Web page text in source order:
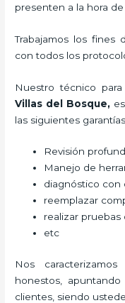
presenten a la hora
Trabajamos los fines
con todos los
Nuestro técnico para
Villas del Bosque,
las siguientes
Revisión
Manejo de
diagnóstico con
reemplazar
realizar
etc
Nos
honestos,
clientes, siendo